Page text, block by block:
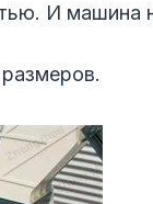
И машина